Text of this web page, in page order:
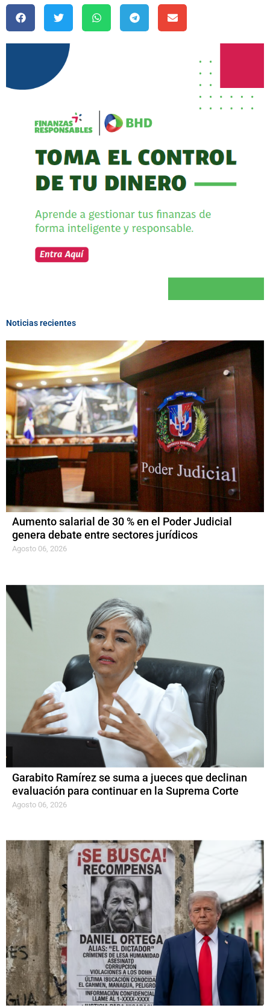
Noticias recientes
Aumento salarial de 30 % en el Poder Judicial
genera debate entre sectores jurídicos
Agosto 06, 2026
Garabito Ramírez se suma a jueces que declinan
evaluación para continuar en la Suprema Corte
Agosto 06, 2026